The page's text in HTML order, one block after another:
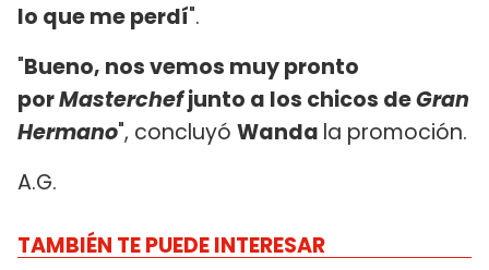
lo que me perdí".
"Bueno, nos vemos muy pronto
porMasterchefjunto a los chicos deGran
Hermano", concluyó Wanda la promoción.
A.G.
TAMBIÉN TE PUEDE INTERESAR